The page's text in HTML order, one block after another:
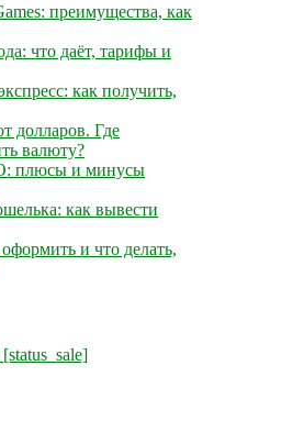
преимущества, как
что даёт, тарифы и
как получить,
долларов. Где
валюту?
плюсы и минусы
как вывести
и что делать,